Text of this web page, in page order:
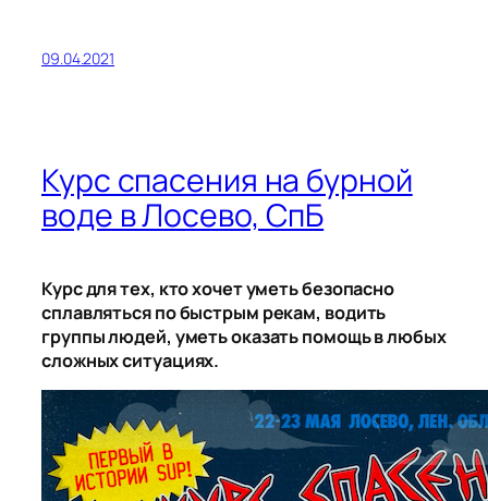
09.04.2021
Курс спасения на бурной
воде в Лосево, СпБ
Курс для тех, кто хочет уметь безопасно
сплавляться по быстрым рекам, водить
группы людей, уметь оказать помощь в любых
сложных ситуациях.